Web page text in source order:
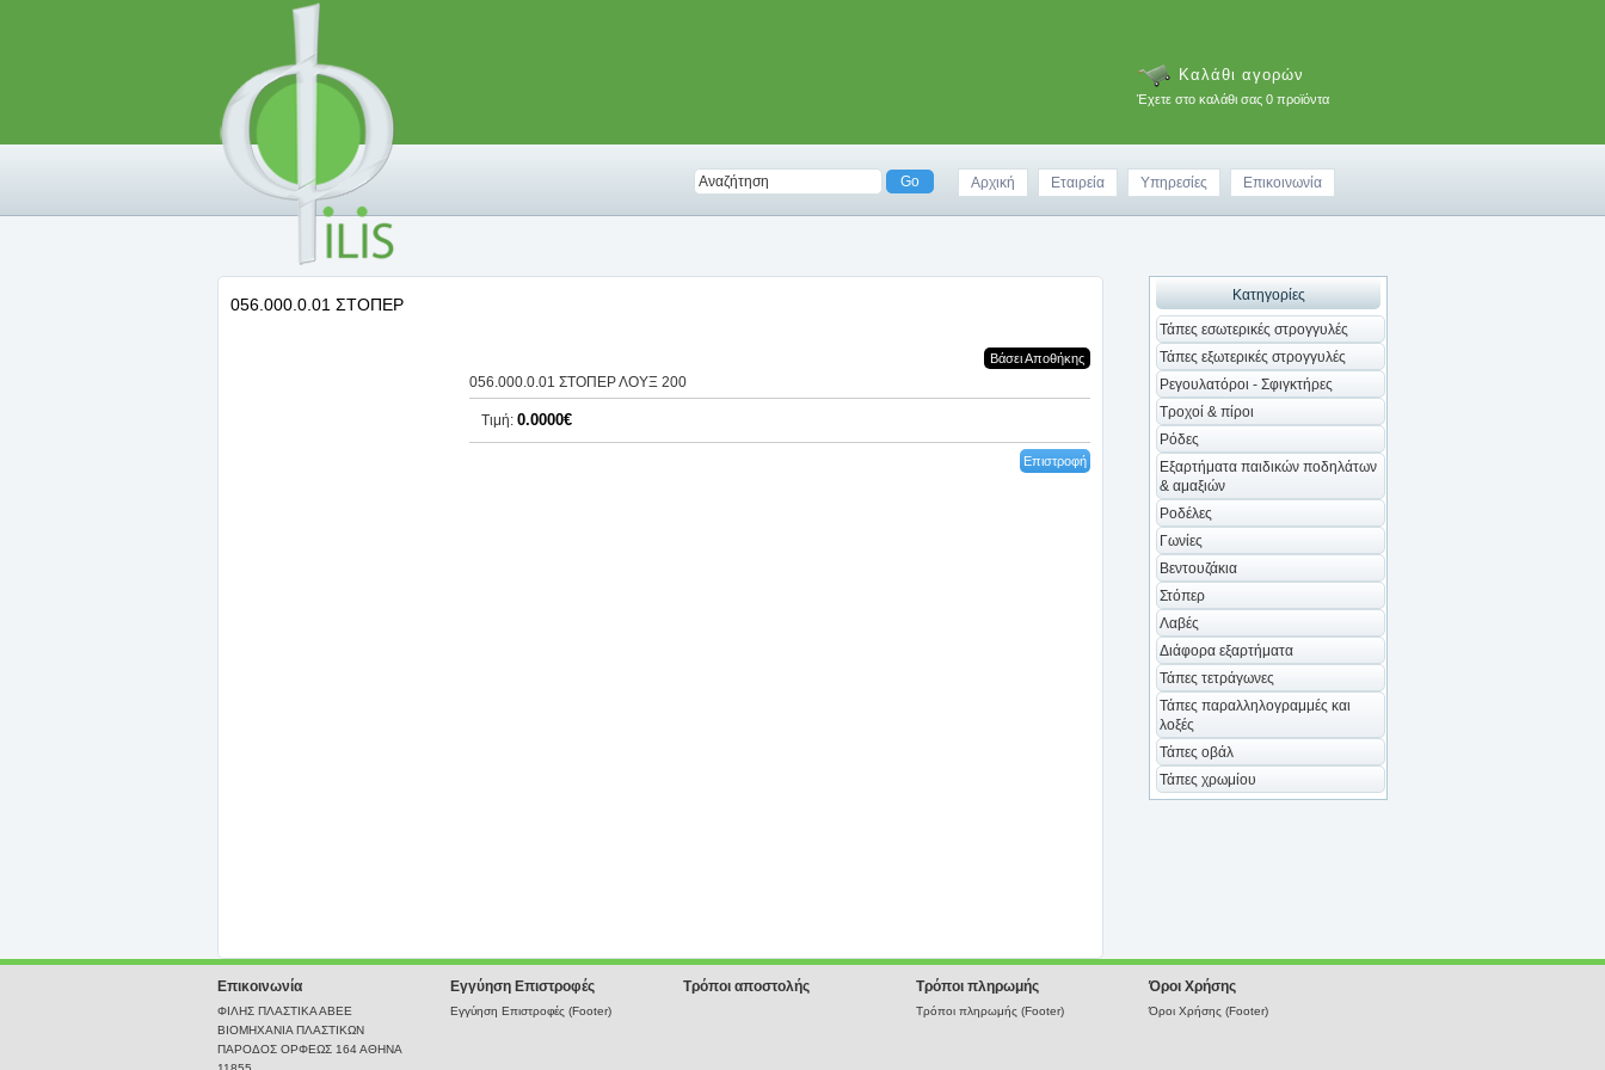
Καλάθι αγορών
Έχετε στο καλάθι σας 0 προϊόντα
Αρχική Εταιρεία Υπηρεσίες Επικοινωνία
Κατηγορίες
Τάπες εσωτερικές στρογγυλές
Τάπες εξωτερικές στρογγυλές
Ρεγουλατόροι - Σφιγκτήρες
Τροχοί & πίροι
Ρόδες
Εξαρτήματα παιδικών ποδηλάτων
& αμαξιών
Ροδέλες
Γωνίες
Βεντουζάκια
Στόπερ
Λαβές
Διάφορα εξαρτήματα
Τάπες τετράγωνες
Τάπες παραλληλογραμμές και
λοξές
Τάπες οβάλ
Τάπες χρωμίου
056.000.0.01 ΣΤΟΠΕΡ
Βάσει Αποθήκης
056.000.0.01 ΣΤΟΠΕΡ ΛΟΥΞ 200
Τιμή: 0.0000€
Επιστροφή
Επικοινωνία
ΦΙΛΗΣ ΠΛΑΣΤΙΚΑ ΑΒΕΕ
ΒΙΟΜΗΧΑΝΙΑ ΠΛΑΣΤΙΚΩΝ
ΠΑΡΟΔΟΣ ΟΡΦΕΩΣ 164 ΑΘΗΝΑ
Εγγύηση Επιστροφές
Εγγύηση Επιστροφές (Footer)
Τρόποι αποστολής Τρόποι πληρωμής
Τρόποι πληρωμής (Footer)
Όροι Χρήσης
Όροι Χρήσης (Footer)